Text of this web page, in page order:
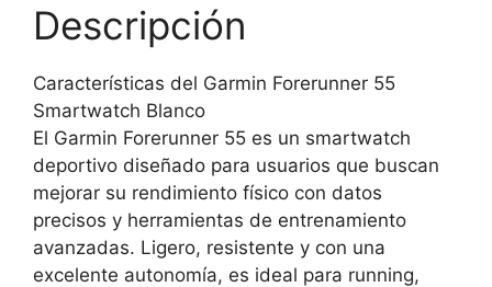
Descripción
Características del Garmin Forerunner 55
Smartwatch Blanco
El Garmin Forerunner 55 es un smartwatch
deportivo diseñado para usuarios que buscan
mejorar su rendimiento físico con datos
precisos y herramientas de entrenamiento
avanzadas. Ligero, resistente y con una
excelente autonomía, es ideal para running,